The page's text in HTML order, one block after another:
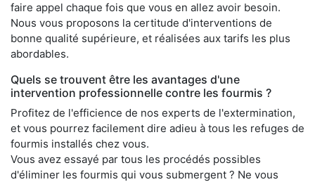
faire appel chaque fois que vous en allez avoir besoin.
Nous vous proposons la certitude d'interventions de
bonne qualité supérieure, et réalisées aux tarifs les plus
abordables.
Quels se trouvent être les avantages d'une
intervention professionnelle contre les fourmis ?
Profitez de l'efficience de nos experts de l'extermination,
et vous pourrez facilement dire adieu à tous les refuges de
fourmis installés chez vous.
Vous avez essayé par tous les procédés possibles
d'éliminer les fourmis qui vous submergent ? Ne vous